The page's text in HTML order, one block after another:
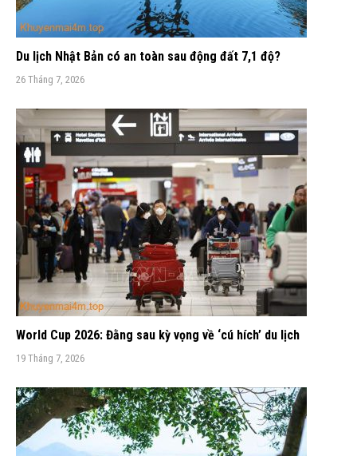
Du lịch Nhật Bản có an toàn sau động đất 7,1 độ?
26 Tháng 7, 2026
World Cup 2026: Đằng sau kỳ vọng về ‘cú hích’ du lịch
19 Tháng 7, 2026